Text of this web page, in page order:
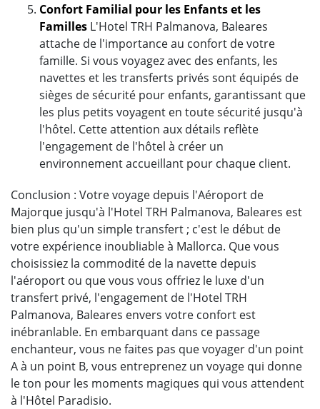
Confort Familial pour les Enfants et les
Familles L'Hotel TRH Palmanova, Baleares
attache de l'importance au confort de votre
famille. Si vous voyagez avec des enfants, les
navettes et les transferts privés sont équipés de
sièges de sécurité pour enfants, garantissant que
les plus petits voyagent en toute sécurité jusqu'à
l'hôtel. Cette attention aux détails reflète
l'engagement de l'hôtel à créer un
environnement accueillant pour chaque client.
Conclusion : Votre voyage depuis l'Aéroport de
Majorque jusqu'à l'Hotel TRH Palmanova, Baleares est
bien plus qu'un simple transfert ; c'est le début de
votre expérience inoubliable à Mallorca. Que vous
choisissiez la commodité de la navette depuis
l'aéroport ou que vous vous offriez le luxe d'un
transfert privé, l'engagement de l'Hotel TRH
Palmanova, Baleares envers votre confort est
inébranlable. En embarquant dans ce passage
enchanteur, vous ne faites pas que voyager d'un point
A à un point B, vous entreprenez un voyage qui donne
le ton pour les moments magiques qui vous attendent
à l'Hôtel Paradisio.